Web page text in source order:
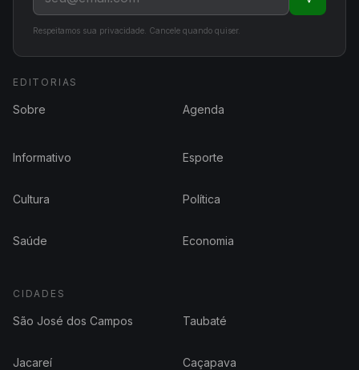
Respeitamos sua privacidade. Cancele quando quiser.
EDITORIAS
Sobre Agenda
Informativo Esporte
Cultura Política
Saúde Economia
CIDADES
São José dos Campos Taubaté
Jacareí Caçapava